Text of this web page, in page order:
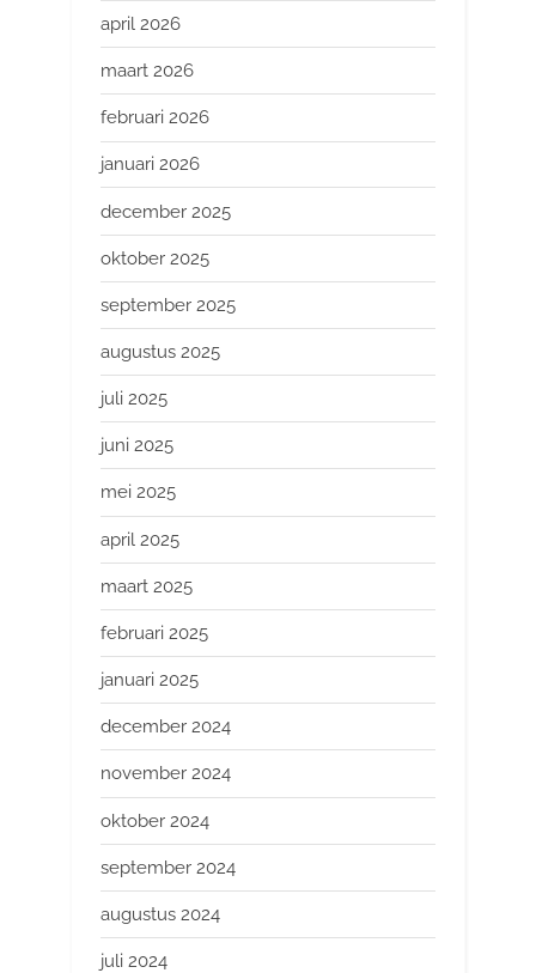
april 2026
maart 2026
februari 2026
januari 2026
december 2025
oktober 2025
september 2025
augustus 2025
juli 2025
juni 2025
mei 2025
april 2025
maart 2025
februari 2025
januari 2025
december 2024
november 2024
oktober 2024
september 2024
augustus 2024
juli 2024